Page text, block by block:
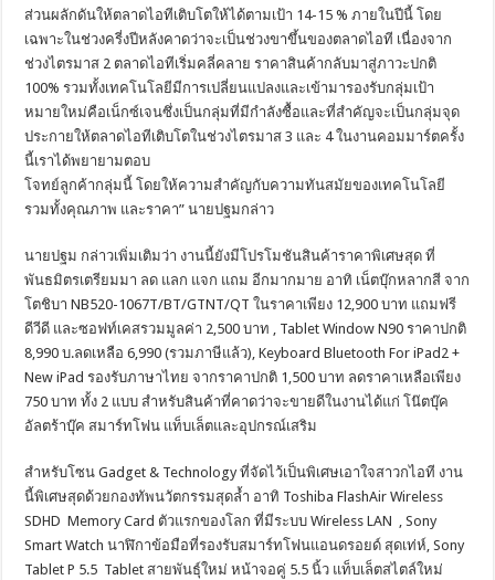
ส่วนผลักดันให้ตลาดไอทีเติบโตให้ได้ตามเป้า 14-15 % ภายในปีนี้ โดย
เฉพาะในช่วงครี่งปีหลังคาดว่าจะเป็นช่วงขาขึ้นของตลาดไอที เนื่องจาก
ช่วงไตรมาส 2 ตลาดไอทีเริ่มคลี่คลาย ราคาสินค้ากลับมาสู่ภาวะปกติ
100% รวมทั้งเทคโนโลยีมีการเปลี่ยนแปลงและเข้ามารองรับกลุ่มเป้า
หมายใหม่คือเน็กซ์เจนซึ่งเป็นกลุ่มที่มีกำลังซื้อและที่สำคัญจะเป็นกลุ่มจุด
ประกายให้ตลาดไอทีเติบโตในช่วงไตรมาส 3 และ 4 ในงานคอมมาร์ตครั้ง
นี้เราได้พยายามตอบ
โจทย์ลูกค้ากลุ่มนี้ โดยให้ความสำคัญกับความทันสมัยของเทคโนโลยี
รวมทั้งคุณภาพ และราคา” นายปฐมกล่าว
นายปฐม กล่าวเพิ่มเติมว่า งานนี้ยังมีโปรโมชันสินค้าราคาพิเศษสุด ที่
พันธมิตรเตรียมมา ลด แลก แจก แถม อีกมากมาย อาทิ เน็ตบุ๊กหลากสี จาก
โตชิบา NB520-1067T/BT/GTNT/QT ในราคาเพียง 12,900 บาท แถมฟรี
ดีวีดี และซอฟท์เคสรวมมูลค่า 2,500 บาท , Tablet Window N90 ราคาปกติ
8,990 บ.ลดเหลือ 6,990 (รวมภาษีแล้ว), Keyboard Bluetooth For iPad2 +
New iPad รองรับภาษาไทย จากราคาปกติ 1,500 บาท ลดราคาเหลือเพียง
750 บาท ทั้ง 2 แบบ สำหรับสินค้าที่คาดว่าจะขายดีในงานได้แก่ โน๊ตบุ๊ค
อัลตร้าบุ๊ค สมาร์ทโฟน แท็บเล็ตและอุปกรณ์เสริม
สำหรับโซน Gadget & Technology ที่จัดไว้เป็นพิเศษเอาใจสาวกไอที งาน
นี้พิเศษสุดด้วยกองทัพนวัตกรรมสุดล้ำ อาทิ Toshiba FlashAir Wireless
SDHD Memory Card ตัวแรกของโลก ที่มีระบบ Wireless LAN , Sony
Smart Watch นาฬิกาข้อมือที่รองรับสมาร์ทโฟนแอนดรอยด์ สุดเท่ห์, Sony
Tablet P 5.5 Tablet สายพันธุ์ใหม่ หน้าจอคู่ 5.5 นิ้ว แท็บเล็ตสไตล์ใหม่